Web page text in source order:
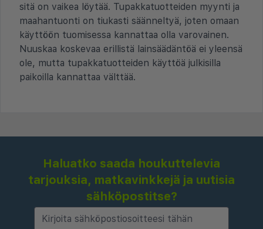
sitä on vaikea löytää. Tupakkatuotteiden myynti ja
maahantuonti on tiukasti säänneltyä, joten omaan
käyttöön tuomisessa kannattaa olla varovainen.
Nuuskaa koskevaa erillistä lainsäädäntöä ei yleensä
ole, mutta tupakkatuotteiden käyttöä julkisilla
paikoilla kannattaa välttää.
Haluatko saada houkuttelevia
tarjouksia, matkavinkkejä ja uutisia
sähköpostitse?